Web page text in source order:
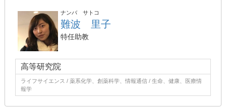
ナンバ サトコ
難波 里子
特任助教
高等研究院
ライフサイエンス / 薬系化学、創薬科学、情報通信 / 生命、健康、医療情
報学